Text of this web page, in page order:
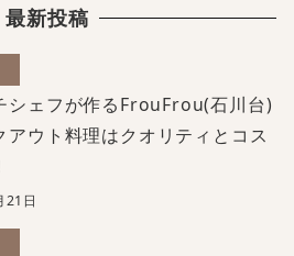
最新投稿
シェフが作るFrouFrou(石川台)
アウト料理はクオリティとコス
21日